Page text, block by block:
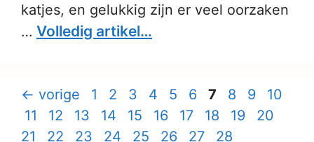
katjes, en gelukkig zijn er veel oorzaken
… Volledig artikel…
← vorige Pagina
1 Pagina
2 Pagina
3 Pagina
4 Pagina
5 Pagina
6 Pagina
7 Pagina
8 Pagina
9 Pagina
10
Pagina
11 Pagina
12 Pagina
13 Pagina
14 Pagina
15 Pagina
16 Pagina
17 Pagina
18 Pagina
19 Pagina
20
21
Pagina
22 Pagina
23 Pagina
24 Pagina
25 Pagina
26 Pagina
27 Pagina
28